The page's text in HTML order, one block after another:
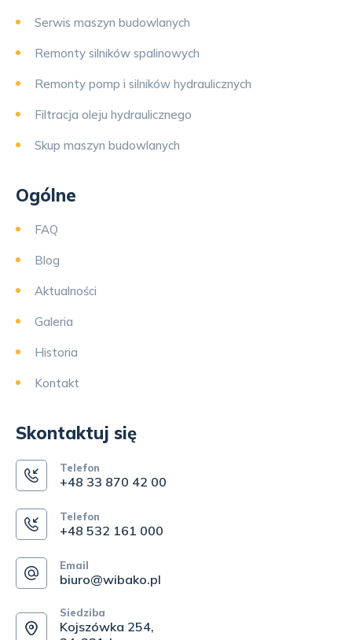
Serwis maszyn budowlanych
Remonty silników spalinowych
Remonty pomp i silników hydraulicznych
Filtracja oleju hydraulicznego
Skup maszyn budowlanych
Ogólne
FAQ
Blog
Aktualności
Galeria
Historia
Kontakt
Skontaktuj się
Telefon
+48 33 870 42 00
Telefon
+48 532 161 000
Email
biuro@wibako.pl
Siedziba
Kojszówka 254,